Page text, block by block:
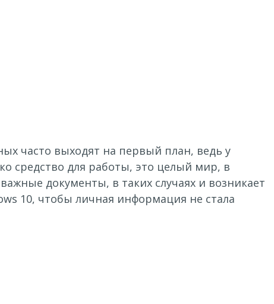
часто выходят на первый план, ведь у
средство для работы, это целый мир, в
документы, в таких случаях и возникает
10, чтобы личная информация не стала